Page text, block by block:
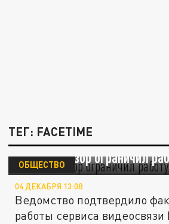
ТЕГ: FACETIME
Роскомнадзор ограничил
ОБЩЕСТВО
04 ДЕКАБРЯ 13:08
Ведомство подтвердило
работы сервиса видеосвязи